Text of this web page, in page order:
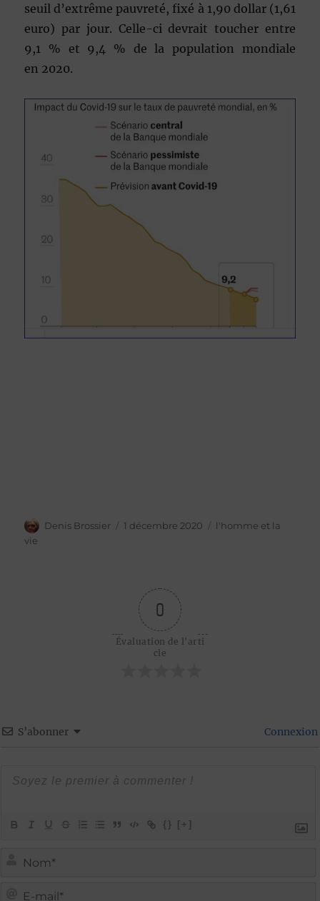
seuil d’extrême pauvreté, fixé à 1,90 dollar (1,61
euro) par jour. Celle-ci devrait toucher entre
9,1 % et 9,4 % de la population mondiale
en 2020.
Auteur
Denis Brossier
Publié
1 décembre 2020 Catégories
l'homme et la
vie
0
Évaluation de l'arti
cle
S’abonner Connexion
{} [+]